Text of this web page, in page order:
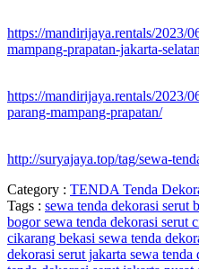
https://mandirijaya.rentals/2023/
mampang-prapatan-jakarta-
https://mandirijaya.rentals/2023/
parang-mampang-prapatan/
http://suryajaya.top/tag/sewa-
Category : TENDA Tenda
Tags : sewa tenda dekorasi serut
bogorsewa tenda dekorasi serut
cikarang bekasi sewa tenda
dekorasi serut jakarta sewa tenda